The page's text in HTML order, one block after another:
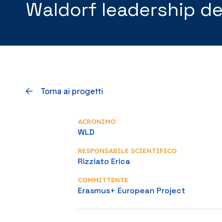
Waldorf leadership
Torna ai progetti
ACRONIMO
WLD
RESPONSABILE SCIENTIFICO
Rizziato Erica
COMMITTENTE
Erasmus+ European Project